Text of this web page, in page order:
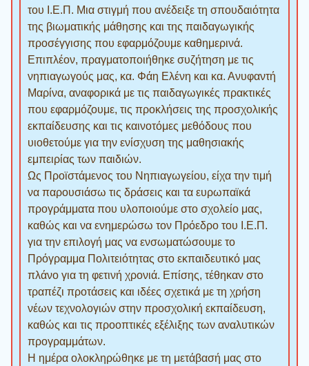
του Ι.Ε.Π. Μια στιγμή που ανέδειξε τη σπουδαιότητα
της βιωματικής μάθησης και της παιδαγωγικής
προσέγγισης που εφαρμόζουμε καθημερινά.
Επιπλέον, πραγματοποιήθηκε συζήτηση με τις
νηπιαγωγούς μας, κα. Φάη Ελένη και κα. Ανυφαντή
Μαρίνα, αναφορικά με τις παιδαγωγικές πρακτικές
που εφαρμόζουμε, τις προκλήσεις της προσχολικής
εκπαίδευσης και τις καινοτόμες μεθόδους που
υιοθετούμε για την ενίσχυση της μαθησιακής
εμπειρίας των παιδιών.
Ως Προϊστάμενος του Νηπιαγωγείου, είχα την τιμή
να παρουσιάσω τις δράσεις και τα ευρωπαϊκά
προγράμματα που υλοποιούμε στο σχολείο μας,
καθώς και να ενημερώσω τον Πρόεδρο του Ι.Ε.Π.
για την επιλογή μας να ενσωματώσουμε το
Πρόγραμμα Πολιτειότητας στο εκπαιδευτικό μας
πλάνο για τη φετινή χρονιά. Επίσης, τέθηκαν στο
τραπέζι προτάσεις και ιδέες σχετικά με τη χρήση
νέων τεχνολογιών στην προσχολική εκπαίδευση,
καθώς και τις προοπτικές εξέλιξης των αναλυτικών
προγραμμάτων.
Η ημέρα ολοκληρώθηκε με τη μετάβασή μας στο